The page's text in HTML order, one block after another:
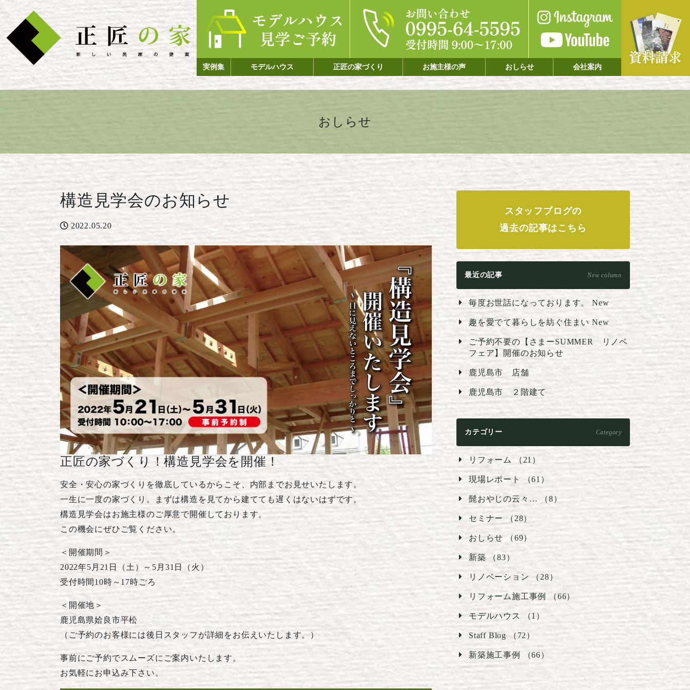
実例集 モデルハウス 正匠の家づくり お施主様の声 おしらせ 会社案内
おしらせ
構造見学会のお知らせ
2022.05.20
正匠の家づくり！構造見学会を開催！
安全・安心の家づくりを徹底しているからこそ、内部までお見せいたします。
一生に一度の家づくり。まずは構造を見てから建てても遅くはないはずです。
構造見学会はお施主様のご厚意で開催しております。
この機会にぜひご覧ください。
＜開催期間＞
2022年5月21日（土）～5月31日（火）
受付時間10時～17時ごろ
＜開催地＞
鹿児島県姶良市平松
（ご予約のお客様には後日スタッフが詳細をお伝えいたします。）
事前にご予約でスムーズにご案内いたします。
お気軽にお申込み下さい。
スタッフブログの
過去の記事はこちら
最近の記事 New column
毎度お世話になっております。New
趣を愛でて暮らしを紡ぐ住まいNew
ご予約不要の【さまーSUMMER リノベ
フェア】開催のお知らせ
鹿児島市 店舗
鹿児島市 ２階建て
カテゴリー Category
リフォーム （21）
現場レポート （61）
髭おやじの云々… （8）
セミナー （28）
おしらせ （69）
新築 （83）
リノベーション （28）
リフォーム施工事例 （66）
モデルハウス （1）
Staff Blog （72）
新築施工事例 （66）